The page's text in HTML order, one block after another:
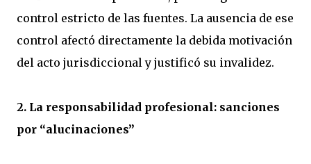
control estricto de las fuentes. La ausencia de ese
control afectó directamente la debida motivación
del acto jurisdiccional y justificó su invalidez.
2. La responsabilidad profesional: sanciones
por “alucinaciones”